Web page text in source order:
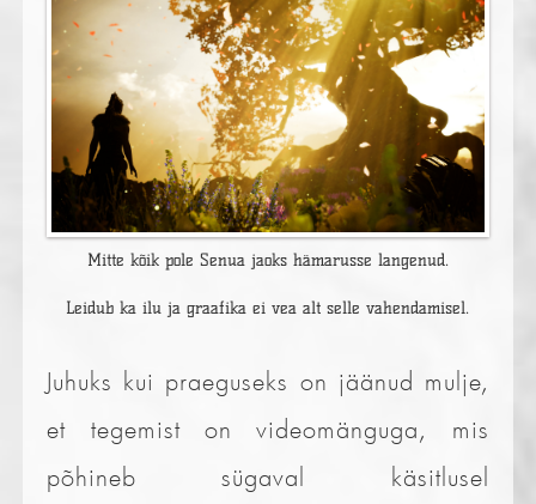
Mitte kõik pole Senua jaoks hämarusse langenud.
Leidub ka ilu ja graafika ei vea alt selle vahendamisel.
Juhuks kui praeguseks on jäänud mulje,
et tegemist on videomänguga, mis
põhineb sügaval käsitlusel